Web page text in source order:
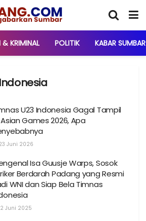
& KRIMINAL POLITIK KABAR SUMBAR
U23 Indonesia Gagal Tampil
Games 2026, Apa
Juni 2026
Isa Guusje Warps, Sosok
Berdarah Padang yang Resmi
WNI dan Siap Bela Timnas
Juni 2025